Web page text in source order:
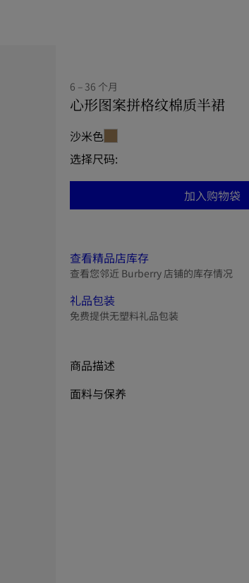
6 – 36 个月
心形图案拼格纹棉质半裙
沙米色
选择尺码:
加入购物袋
查看精品店库存
查看您邻近 Burberry 店铺的库存情况
礼品包装
免费提供无塑料礼品包装
商品描述
面料与保养